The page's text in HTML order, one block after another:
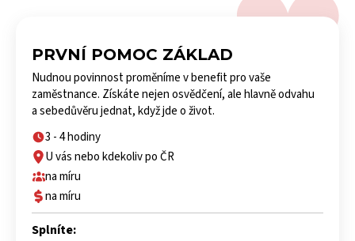
PRVNÍ POMOC ZÁKLAD
Nudnou povinnost proměníme v benefit pro vaše
zaměstnance. Získáte nejen osvědčení, ale hlavně odvahu
a sebedůvěru jednat, když jde o život.
3 - 4 hodiny
U vás nebo kdekoliv po ČR
na míru
na míru
Splníte: